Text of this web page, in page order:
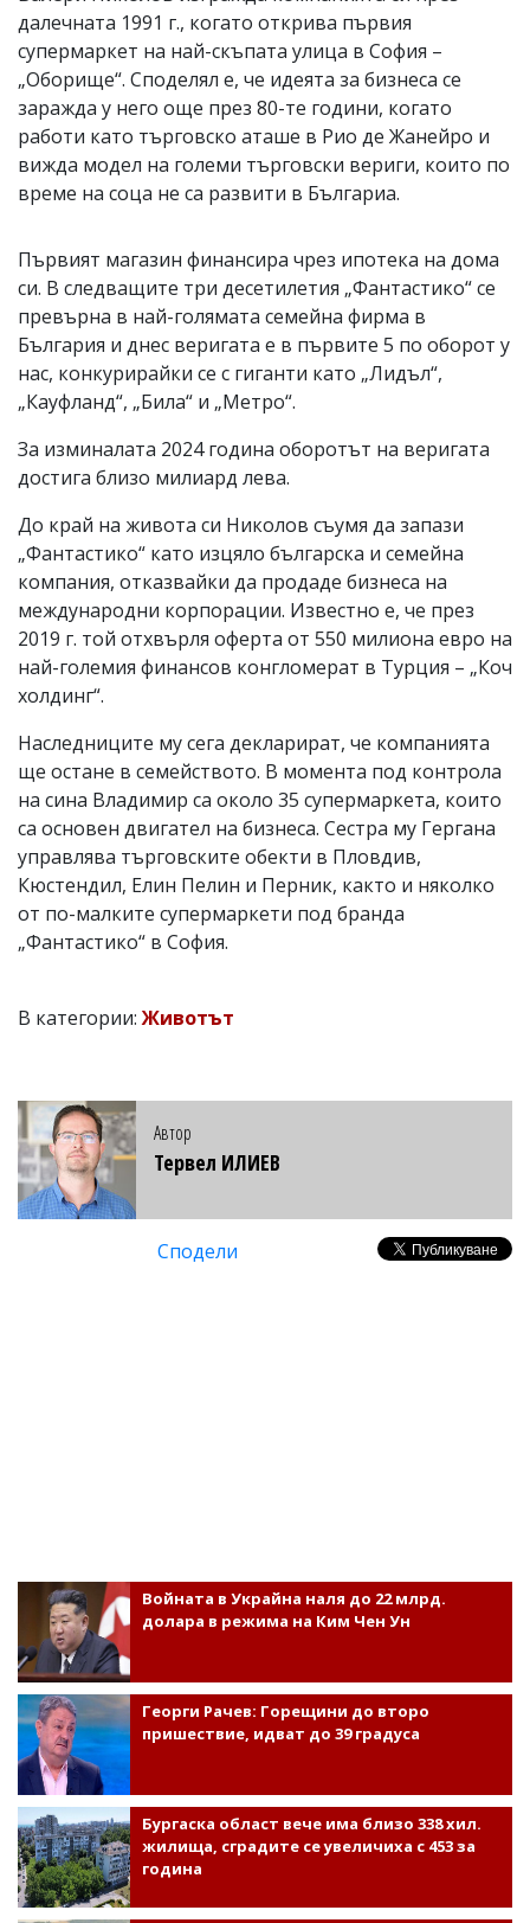
далечната 1991 г., когато открива първия
супермаркет на най-скъпата улица в София –
„Оборище“. Споделял е, че идеята за бизнеса се
заражда у него още през 80-те години, когато
работи като търговско аташе в Рио де Жанейро и
вижда модел на големи търговски вериги, които по
време на соца не са развити в Българиа.
Първият магазин финансира чрез ипотека на дома
си. В следващите три десетилетия „Фантастико“ се
превърна в най-голямата семейна фирма в
България и днес веригата е в първите 5 по оборот у
нас, конкурирайки се с гиганти като „Лидъл“,
„Кауфланд“, „Била“ и „Метро“.
За изминалата 2024 година оборотът на веригата
достига близо милиард лева.
До край на живота си Николов съумя да запази
„Фантастико“ като изцяло българска и семейна
компания, отказвайки да продаде бизнеса на
международни корпорации. Известно е, че през
2019 г. той отхвърля оферта от 550 милиона евро на
най-големия финансов конгломерат в Турция – „Коч
холдинг“.
Наследниците му сега декларират, че компанията
ще остане в семейството. В момента под контрола
на сина Владимир са около 35 супермаркета, които
са основен двигател на бизнеса. Сестра му Гергана
управлява търговските обекти в Пловдив,
Кюстендил, Елин Пелин и Перник, както и няколко
от по-малките супермаркети под бранда
„Фантастико“ в София.
В категории:Животът
Автор
Тервел ИЛИЕВ
Сподели
Войната в Украйна наля до 22 млрд.
долара в режима на Ким Чен Ун
Георги Рачев: Горещини до второ
пришествие, идват до 39 градуса
Бургаска област вече има близо 338 хил.
жилища, сградите се увеличиха с 453 за
година